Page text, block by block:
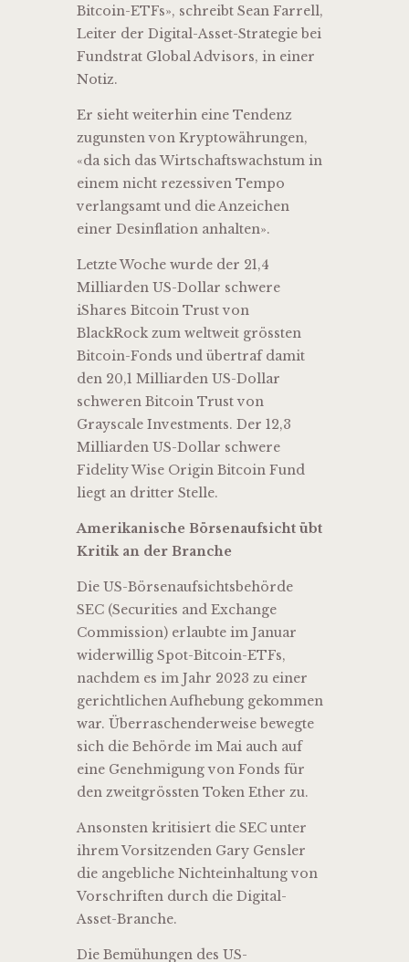
Bitcoin-ETFs», schreibt Sean Farrell,
Leiter der Digital-Asset-Strategie bei
Fundstrat Global Advisors, in einer
Notiz.
Er sieht weiterhin eine Tendenz
zugunsten von Kryptowährungen,
«da sich das Wirtschaftswachstum in
einem nicht rezessiven Tempo
verlangsamt und die Anzeichen
einer Desinflation anhalten».
Letzte Woche wurde der 21,4
Milliarden US-Dollar schwere
iShares Bitcoin Trust von
BlackRock zum weltweit grössten
Bitcoin-Fonds und übertraf damit
den 20,1 Milliarden US-Dollar
schweren Bitcoin Trust von
Grayscale Investments. Der 12,3
Milliarden US-Dollar schwere
Fidelity Wise Origin Bitcoin Fund
liegt an dritter Stelle.
Amerikanische Börsenaufsicht übt
Kritik an der Branche
Die US-Börsenaufsichtsbehörde
SEC (Securities and Exchange
Commission) erlaubte im Januar
widerwillig Spot-Bitcoin-ETFs,
nachdem es im Jahr 2023 zu einer
gerichtlichen Aufhebung gekommen
war. Überraschenderweise bewegte
sich die Behörde im Mai auch auf
eine Genehmigung von Fonds für
den zweitgrössten Token Ether zu.
Ansonsten kritisiert die SEC unter
ihrem Vorsitzenden Gary Gensler
die angebliche Nichteinhaltung von
Vorschriften durch die Digital-
Asset-Branche.
Die Bemühungen des US-